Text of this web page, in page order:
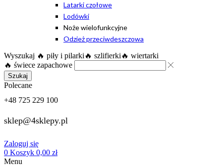
Latarki czołowe
Lodówki
Noże wielofunkcyjne
Odzież przeciwdeszczowa
Wyszukaj 🔥 piły i pilarki 🔥 szlifierki 🔥 wiertarki
🔥 świece zapachowe
Szukaj
Polecane
+48 725 229 100
sklep@4sklepy.pl
Zaloguj się
0 Koszyk 0,00 zł
Menu